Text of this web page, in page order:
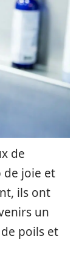
de
de joie et
ils ont
un
poils et